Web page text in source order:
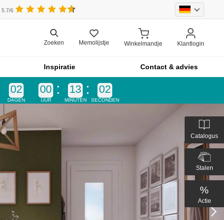
5.7/6
Zoeken Memolijstje Winkelmandje Klantlogin
Inspiratie Contact & advies
Catalogus
Stalen
%
Actie
02
DAGEN
00
UUR
13
MINUTEN
00
SECONDEN